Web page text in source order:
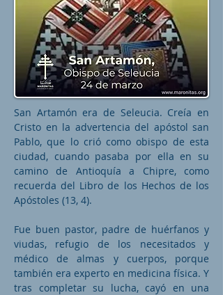
San Artamón era de Seleucia. Creía en
Cristo en la advertencia del apóstol san
Pablo, que lo crió como obispo de esta
ciudad, cuando pasaba por ella en su
camino de Antioquía a Chipre, como
recuerda del Libro de los Hechos de los
Apóstoles (13, 4).
Fue buen pastor, padre de huérfanos y
viudas, refugio de los necesitados y
médico de almas y cuerpos, porque
también era experto en medicina física. Y
tras completar su lucha, cayó en una